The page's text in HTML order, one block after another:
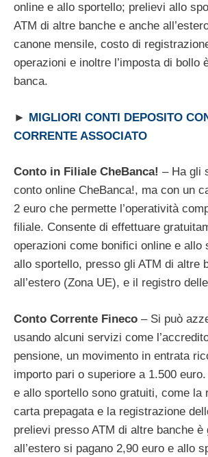
online e allo sportello; prelievi allo
ATM di altre banche e anche
canone mensile, costo di
operazioni e inoltre l’imposta di bollo
banca.
► MIGLIORI CONTI DEPOSITO
CORRENTE ASSOCIATO
Conto in Filiale CheBanca! – Ha gli
conto online CheBanca!, ma con un
2 euro che permette l’operatività
filiale. Consente di effettuare
operazioni come bonifici online e allo
allo sportello, presso gli ATM di altre
all’estero (Zona UE), e il registro
Conto Corrente Fineco – Si può
usando alcuni servizi come
pensione, un movimento in entrata
importo pari o superiore a 1.500
e allo sportello sono gratuiti, come la
carta prepagata e la registrazione
prelievi presso ATM di altre banche è
all’estero si pagano 2,90 euro e allo